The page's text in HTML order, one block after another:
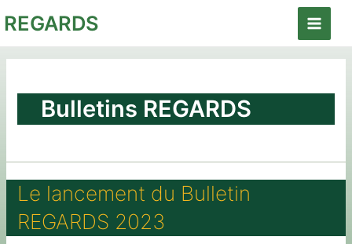
au
contenu
REGARDS
Main
Bulletins REGARDS
Le lancement du Bulletin
REGARDS 2023